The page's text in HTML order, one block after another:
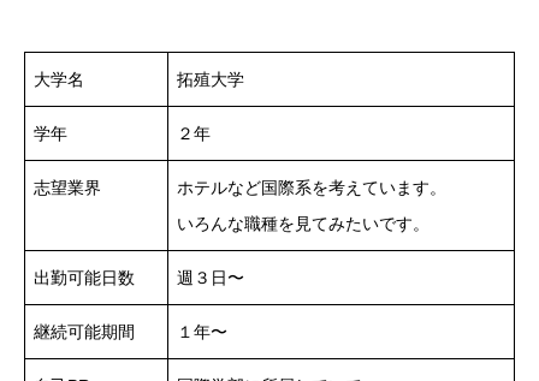
大学名 拓殖大学
学年 ２年
志望業界
ホテルなど国際系を考えています。
いろんな職種を見てみたいです。
出勤可能日数 週３日〜
継続可能期間 １年〜